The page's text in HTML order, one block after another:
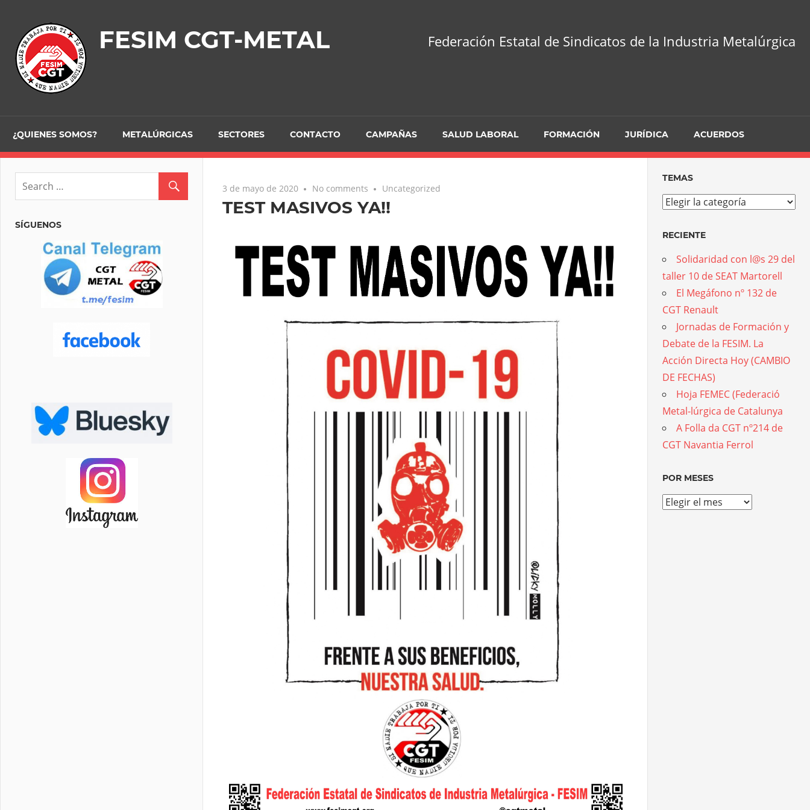
content
FESIM CGT-METAL Federación Estatal de Sindicatos de la Industria Metalúrgica
¿QUIENES SOMOS? METALÚRGICAS SECTORES CONTACTO CAMPAÑAS SALUD LABORAL FORMACIÓN JURÍDICA ACUERDOS
3 de mayo de 2020 No comments Uncategorized
TEST MASIVOS YA!!
SÍGUENOS
TEMAS
Temas
RECIENTE
Solidaridad con l@s 29 del
taller 10 de SEAT Martorell
El Megáfono nº 132 de
CGT Renault
Jornadas de Formación y
Debate de la FESIM. La
Acción Directa Hoy (CAMBIO
DE FECHAS)
Hoja FEMEC (Federació
Metal-lúrgica de Catalunya
A Folla da CGT nº214 de
CGT Navantia Ferrol
POR MESES
Por